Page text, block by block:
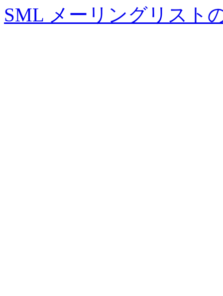
SML メーリングリスト